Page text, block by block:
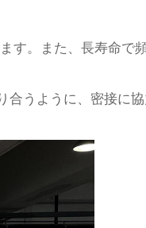
す。また、長寿命で
うように、密接に協